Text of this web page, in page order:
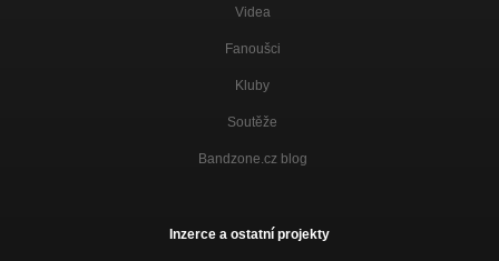
Videa
Fanoušci
Kluby
Soutěže
Bandzone.cz blog
Inzerce a ostatní projekty